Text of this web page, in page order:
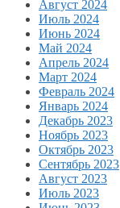
Август 2024
Июль 2024
Июнь 2024
Май 2024
Апрель 2024
Март 2024
Февраль 2024
Январь 2024
Декабрь 2023
Ноябрь 2023
Октябрь 2023
Сентябрь 2023
Август 2023
Июль 2023